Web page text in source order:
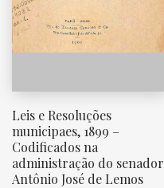
Leis e Resoluções
municipaes, 1899 –
Codificados na
administração do senador
Antônio José de Lemos